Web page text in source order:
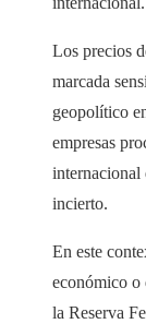
Los precios
marcada
geopolítico
empresas
internacional
incierto.
En este
económico o
la Reserva